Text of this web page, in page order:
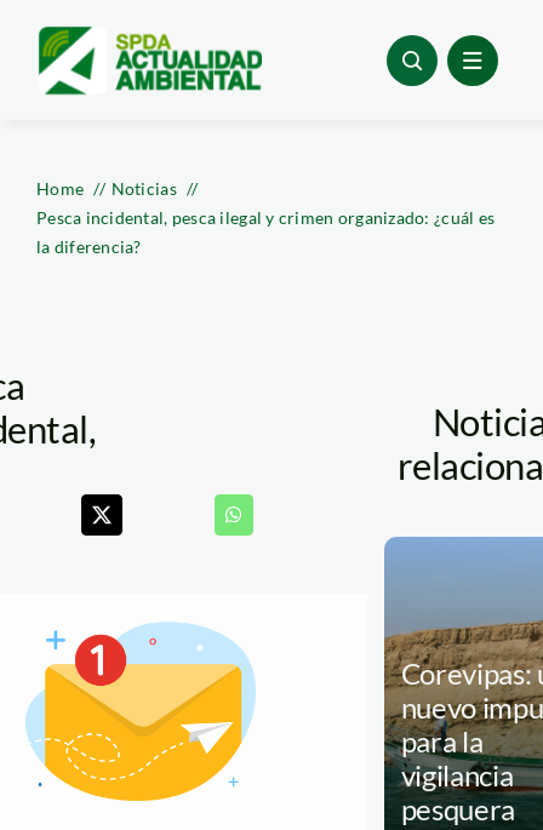
content
Home
Noticias
Pesca incidental, pesca ilegal y crimen organizado: ¿cuál es
la diferencia?
Corevipas:
nuevo
para la
vigilancia
pesquera